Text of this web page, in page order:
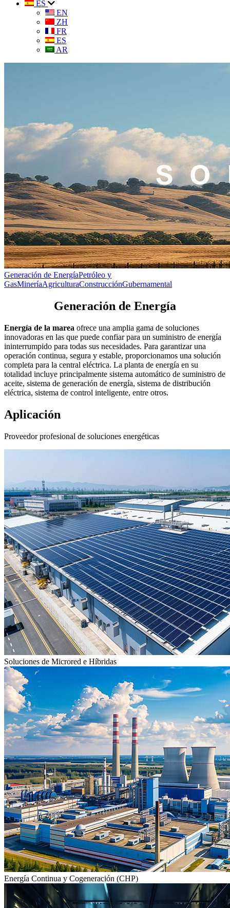
ES
EN
ZH
FR
ES
AR
Generación de EnergíaPetróleo y
GasMineríaAgriculturaConstrucciónGubernamental
Generación de Energía
Energía de la marea ofrece una amplia gama de soluciones
innovadoras en las que puede confiar para un suministro de energía
ininterrumpido para todas sus necesidades. Para garantizar una
operación continua, segura y estable, proporcionamos una solución
completa para la central eléctrica. La planta de energía en su
totalidad incluye principalmente sistema automático de suministro de
aceite, sistema de generación de energía, sistema de distribución
eléctrica, sistema de control inteligente, entre otros.
Aplicación
Proveedor profesional de soluciones energéticas
Soluciones de Microred e Híbridas
Energía Continua y Cogeneración (CHP)